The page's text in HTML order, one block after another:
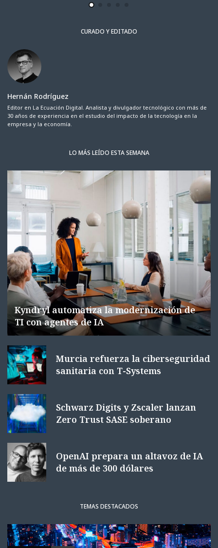
CURADO Y EDITADO
Hernán Rodríguez
Editor en La Ecuación Digital. Analista y divulgador tecnológico con más de
30 años de experiencia en el estudio del impacto de la tecnología en la
empresa y la economía.
LO MÁS LEÍDO ESTA SEMANA
Kyndryl automatiza la modernización de
TI con agentes de IA
Murcia refuerza la ciberseguridad
sanitaria con T-Systems
Schwarz Digits y Zscaler lanzan
Zero Trust SASE soberano
OpenAI prepara un altavoz de IA
de más de 300 dólares
TEMAS DESTACADOS